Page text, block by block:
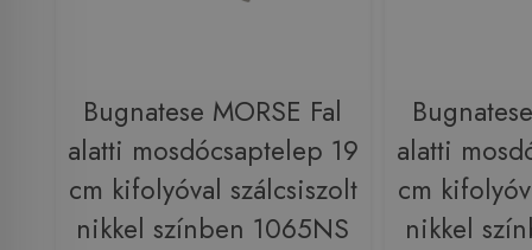
Bugnatese MORSE Fal
alatti mosdócsaptelep 19
cm kifolyóval szálcsiszolt
nikkel színben 1065NS
alatti
cm
nikkel